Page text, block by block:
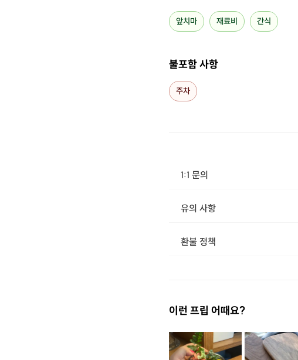
앞치마 재료비 간식
불포함 사항
주차
1:1 문의
유의 사항
환불 정책
이런 프립 어때요?